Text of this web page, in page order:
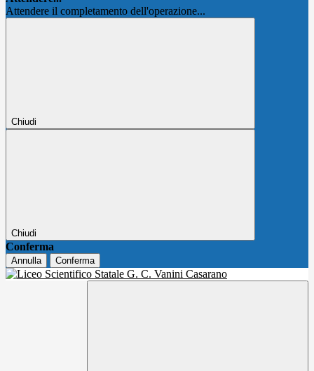
Attendere il completamento dell'operazione...
Chiudi
Chiudi
Conferma
Annulla Conferma